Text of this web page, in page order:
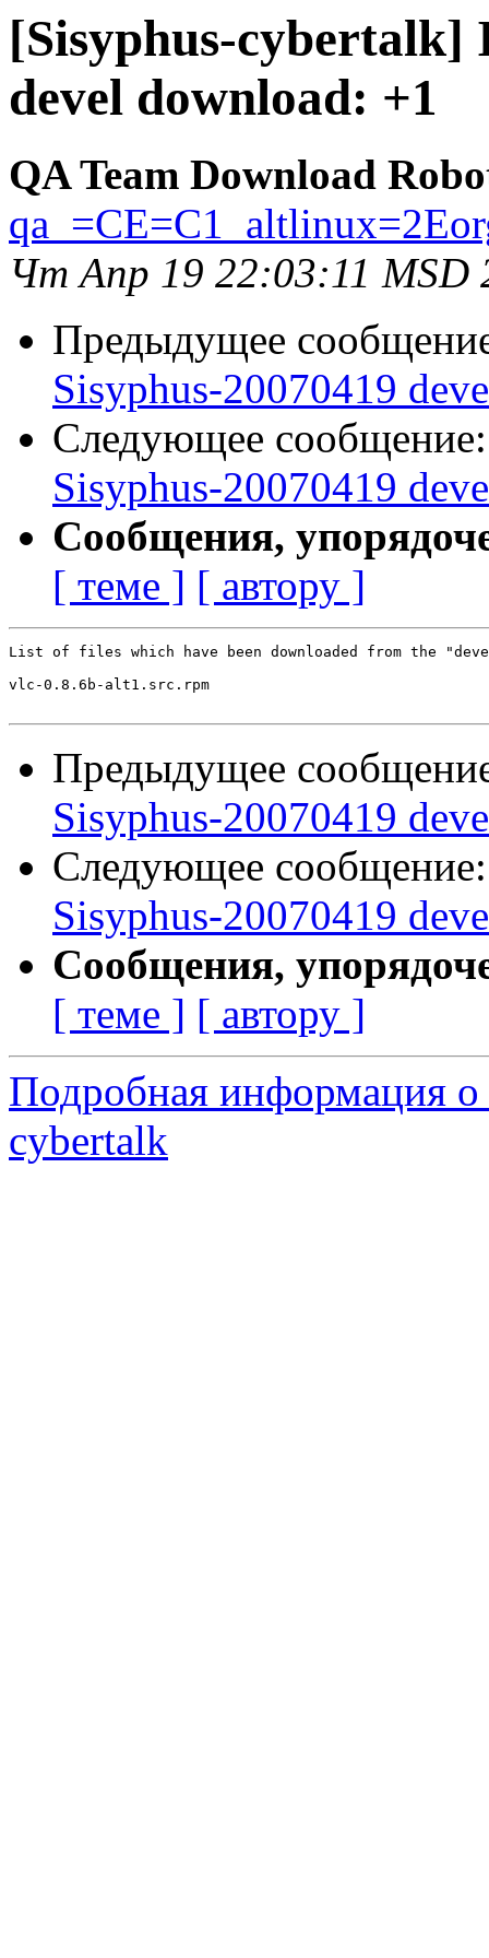
[Sisyphus-cybertalk]
devel download: +1
QA Team Download
Чт Апр 19 22:03:11 MSD
Предыдущее
Sisyphus-20070419
Следующее
Sisyphus-20070419
Сообщения,
[ теме ] [ автору ]
List of files which have been downloaded from the
vlc-0.8.6b-alt1.src.rpm
Предыдущее
Sisyphus-20070419
Следующее
Sisyphus-20070419
Сообщения,
[ теме ] [ автору ]
Подробная информация о
cybertalk